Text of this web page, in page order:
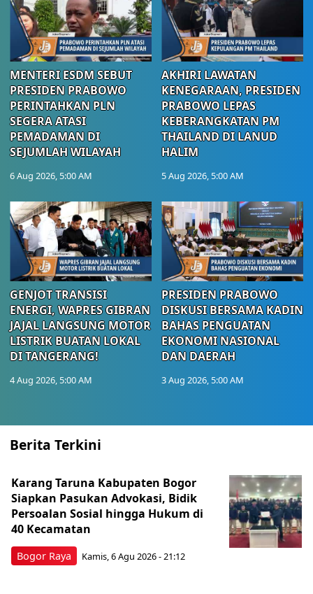
MENTERI ESDM SEBUT
PRESIDEN PRABOWO
PERINTAHKAN PLN
SEGERA ATASI
PEMADAMAN DI
SEJUMLAH WILAYAH
6 Aug 2026, 5:00 AM
AKHIRI LAWATAN
KENEGARAAN, PRESIDEN
PRABOWO LEPAS
KEBERANGKATAN PM
THAILAND DI LANUD
HALIM
5 Aug 2026, 5:00 AM
GENJOT TRANSISI
ENERGI, WAPRES GIBRAN
JAJAL LANGSUNG MOTOR
LISTRIK BUATAN LOKAL
DI TANGERANG!
4 Aug 2026, 5:00 AM
PRESIDEN PRABOWO
DISKUSI BERSAMA KADIN
BAHAS PENGUATAN
EKONOMI NASIONAL
DAN DAERAH
3 Aug 2026, 5:00 AM
Berita Terkini
Bogor Raya
Karang Taruna Kabupaten Bogor
Siapkan Pasukan Advokasi, Bidik
Persoalan Sosial hingga Hukum di
40 Kecamatan
Kamis, 6 Agu 2026 - 21:12